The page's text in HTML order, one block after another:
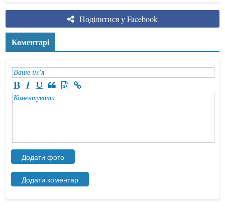
Поділитися у Facebook
Коментарі